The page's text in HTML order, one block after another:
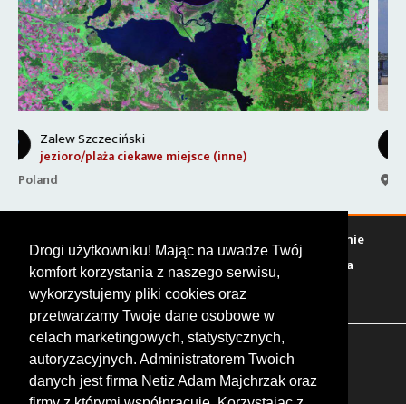
Drogi użytkowniku! Mając na uwadze Twój
komfort korzystania z naszego serwisu,
wykorzystujemy pliki cookies oraz
przetwarzamy Twoje dane osobowe w
celach marketingowych, statystycznych,
autoryzacyjnych. Administratorem Twoich
danych jest firma Netiz Adam Majchrzak oraz
Molo i promenada w Ahlbeck
ciekawe miejsce (inne)
Promenade 1a, 10117 Heringsdorf, Germany
Warto zobaczyć Serwisy Stacje paliw
Jedzenie
Bary Zakwaterowanie Tory Zloty Rajdy
Spotkania
Targi Giełdy Szkolenia
FOLLOW US